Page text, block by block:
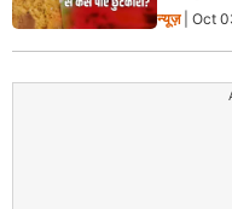
न्यूज़| Oct